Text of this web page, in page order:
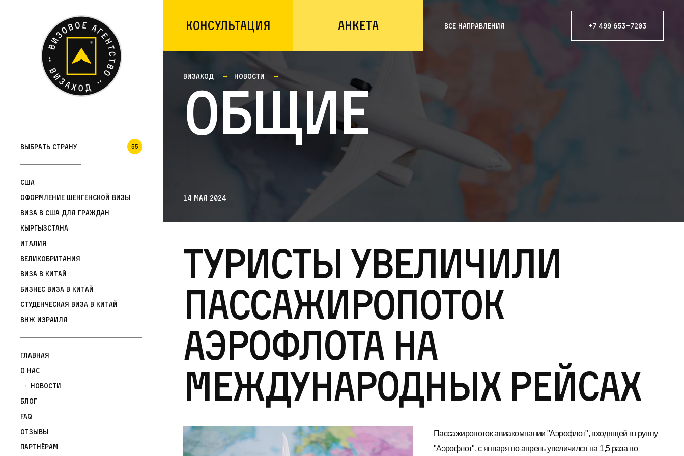
Консультация Анкета Все направления +7 499 653—7203
Выбрать страну 55
США
Оформление шенгенской визы
Виза в США для граждан
Кыргызстана
Италия
Великобритания
Виза в Китай
Бизнес виза в Китай
Студенческая виза в Китай
ВНЖ Израиля
Главная
О нас
Новости
Блог
FAQ
Отзывы
Партнёрам
Визаход Новости
Общие
14 мая 2024
Туристы увеличили
пассажиропоток
Аэрофлота на
международных рейсах
Пассажиропоток авиакомпании "Аэрофлот", входящей в группу
"Аэрофлот", с января по апрель увеличился на 1,5 раза по